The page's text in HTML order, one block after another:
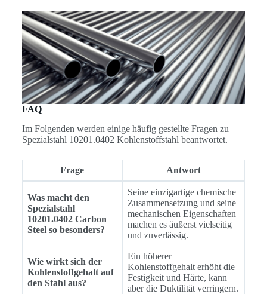
FAQ
Im Folgenden werden einige häufig gestellte Fragen zu
Spezialstahl 10201.0402 Kohlenstoffstahl beantwortet.
Frage Antwort
Was macht den
Spezialstahl
10201.0402 Carbon
Steel so besonders?
Seine einzigartige chemische
Zusammensetzung und seine
mechanischen Eigenschaften
machen es äußerst vielseitig
und zuverlässig.
Wie wirkt sich der
Kohlenstoffgehalt auf
den Stahl aus?
Ein höherer
Kohlenstoffgehalt erhöht die
Festigkeit und Härte, kann
aber die Duktilität verringern.